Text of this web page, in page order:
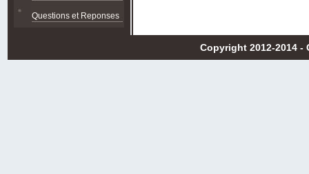
Questions et Reponses
Copyright 2012-2014 -